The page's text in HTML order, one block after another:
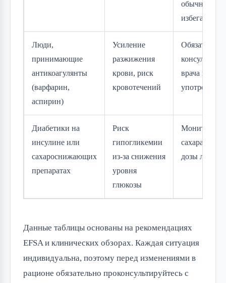
обычных
избегать
Люди,
принимающие
антикоагулянты
(варфарин,
аспирин)
Усиление
разжижения
крови, риск
кровотечений
врача перед
Диабетики на
инсулине или
сахароснижающих
препаратах
Риск
гипогликемии
из-за снижения
уровня
глюкозы
Мониторинг
сахара,
дозы
Данные таблицы основаны на рекомендациях
EFSA и клинических обзорах. Каждая ситуация
индивидуальна, поэтому перед изменениями в
рационе обязательно проконсультируйтесь с